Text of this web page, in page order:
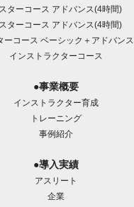
ターコース アドバンス(4時間)
ターコース アドバンス(4時間)
ーコース ベーシック＋アドバンス
インストラクターコース
●事業概要
インストラクター育成
トレーニング
事例紹介
●導入実績
アスリート
企業